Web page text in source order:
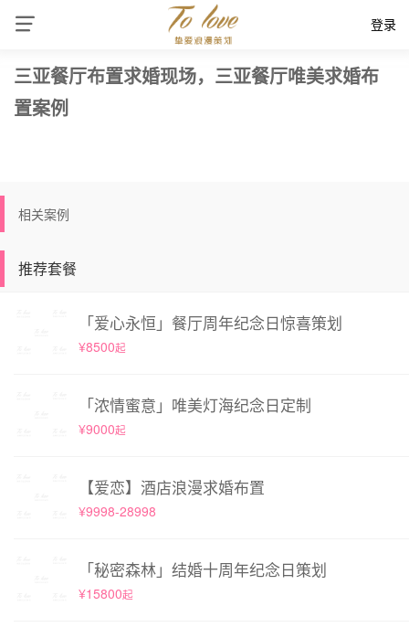
登录
三亚餐厅布置求婚现场，三亚餐厅唯美求婚布
置案例
相关案例
推荐套餐
「爱心永恒」餐厅周年纪念日惊喜策划
¥8500起
「浓情蜜意」唯美灯海纪念日定制
¥9000起
【爱恋】酒店浪漫求婚布置
¥9998-28998
「秘密森林」结婚十周年纪念日策划
¥15800起